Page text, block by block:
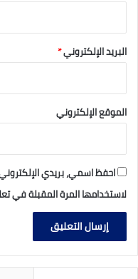
البريد الإلكتروني*
الموقع الإلكتروني
احفظ اسمي، بريدي
لاستخدامها المرة المقبلة في